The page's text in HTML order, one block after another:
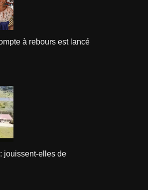
à rebours est lancé
jouissent-elles de